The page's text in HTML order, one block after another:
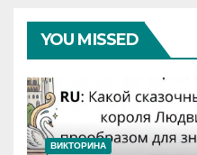
YOU MISSED
ВИКТОРИНА